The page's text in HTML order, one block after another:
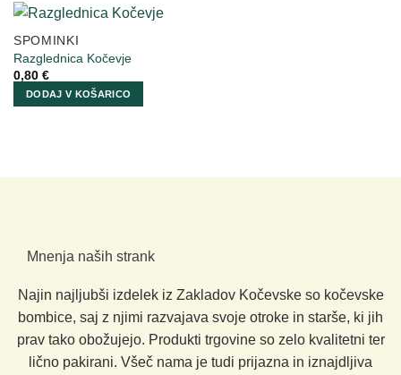
SPOMINKI
Razglednica Kočevje
0,80 €
DODAJ V KOŠARICO
Mnenja naših strank
Najin najljubši izdelek iz Zakladov Kočevske so kočevske
bombice, saj z njimi razvajava svoje otroke in starše, ki jih
prav tako obožujejo. Produkti trgovine so zelo kvalitetni ter
lično pakirani. Všeč nama je tudi prijazna in iznajdljiva